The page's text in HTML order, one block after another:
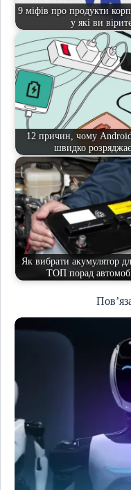
9 міфів про продукти
у які ви
12 причин, чому
швидко
Як вибрати акумулятор
ТОП порад